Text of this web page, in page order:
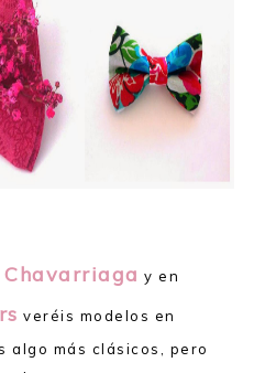
y en
veréis modelos en
algo más clásicos, pero